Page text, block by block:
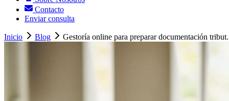
Contacto
Enviar consulta
Inicio Blog Gestoría online para preparar documentación